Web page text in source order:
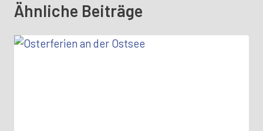
Ähnliche Beiträge